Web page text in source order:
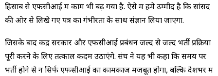
हिसाब से एफसीआई में काम भी बढ़ गया है. ऐसे में हमे उम्मीद है कि सांसद
की ओर से लिखे गए पत्र का गंभीरता के साथ संज्ञान लिया जाएगा.
जिसके बाद केंद्र सरकार और एफसीआई प्रबंधन जल्द से जल्द भर्ती प्रक्रिया
पूरी करने के लिए तत्काल कदम उठाएंगे. संघ ने यह भी कहा कि समय पर
भर्ती होने से न सिर्फ एफसीआई का कामकाज मजबूत होगा, बल्कि देशभर में